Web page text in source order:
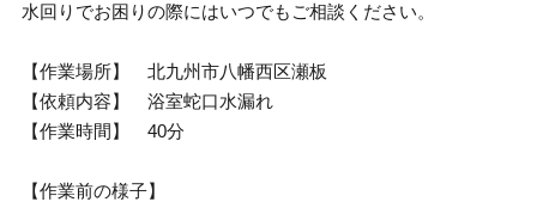
水回りでお困りの際にはいつでもご相談ください。
【作業場所】 北九州市八幡西区瀬板
【依頼内容】 浴室蛇口水漏れ
【作業時間】 40分
【作業前の様子】